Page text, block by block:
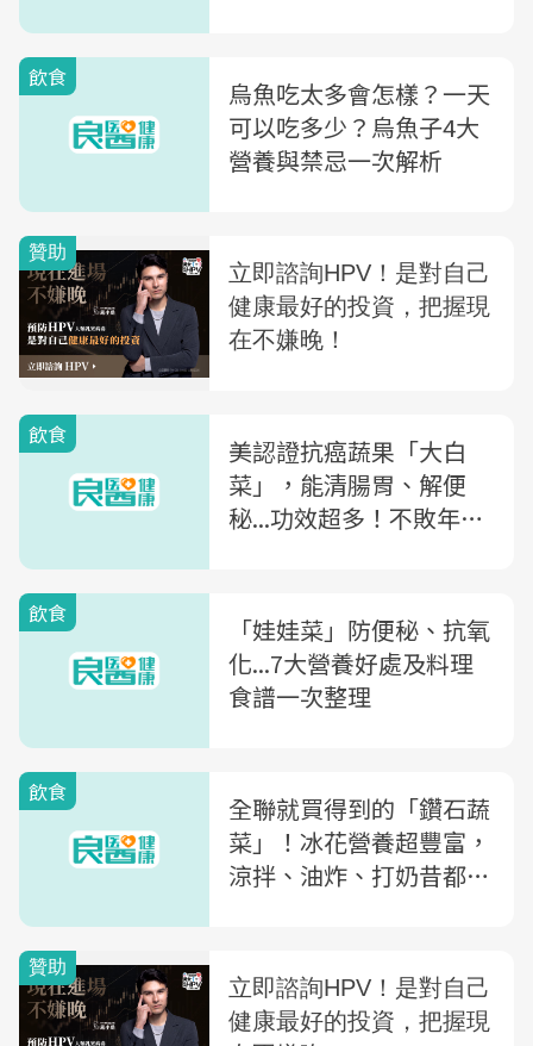
飲食
烏魚吃太多會怎樣？一天
可以吃多少？烏魚子4大
營養與禁忌一次解析
飲食
美認證抗癌蔬果「大白
菜」，能清腸胃、解便
秘...功效超多！不敗年菜
飲食
「娃娃菜」防便秘、抗氧
化...7大營養好處及料理
食譜一次整理
飲食
全聯就買得到的「鑽石蔬
菜」！冰花營養超豐富，
涼拌、油炸、打奶昔都好